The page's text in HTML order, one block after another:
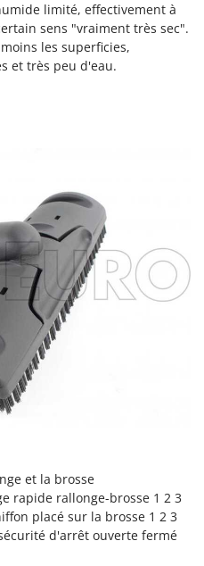
manuels
Feuilles
à dos
pour tracteur
tracteur
thermiques
limité, effectivement à
sens "vraiment très sec".
les superficies,
et très peu d'eau.
et la brosse
rapide rallonge-brosse 1 2 3
placé sur la brosse 1 2 3
d'arrêt ouverte fermé